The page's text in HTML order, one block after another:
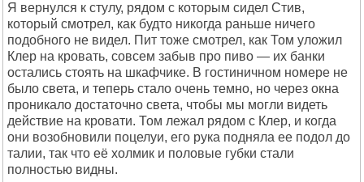
Я вернулся к стулу, рядом с которым сидел Стив,
который смотрел, как будто никогда раньше ничего
подобного не видел. Пит тоже смотрел, как Том уложил
Клер на кровать, совсем забыв про пиво — их банки
остались стоять на шкафчике. В гостиничном номере не
было света, и теперь стало очень темно, но через окна
проникало достаточно света, чтобы мы могли видеть
действие на кровати. Том лежал рядом с Клер, и когда
они возобновили поцелуи, его рука подняла ее подол до
талии, так что её холмик и половые губки стали
полностью видны.